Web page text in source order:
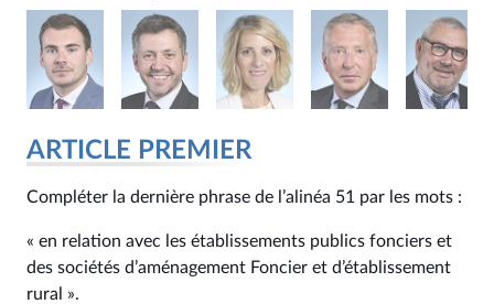
ARTICLE PREMIER
Compléter la dernière phrase de l’alinéa 51 par les mots :
« en relation avec les établissements publics fonciers et
des sociétés d’aménagement Foncier et d’établissement
rural ».